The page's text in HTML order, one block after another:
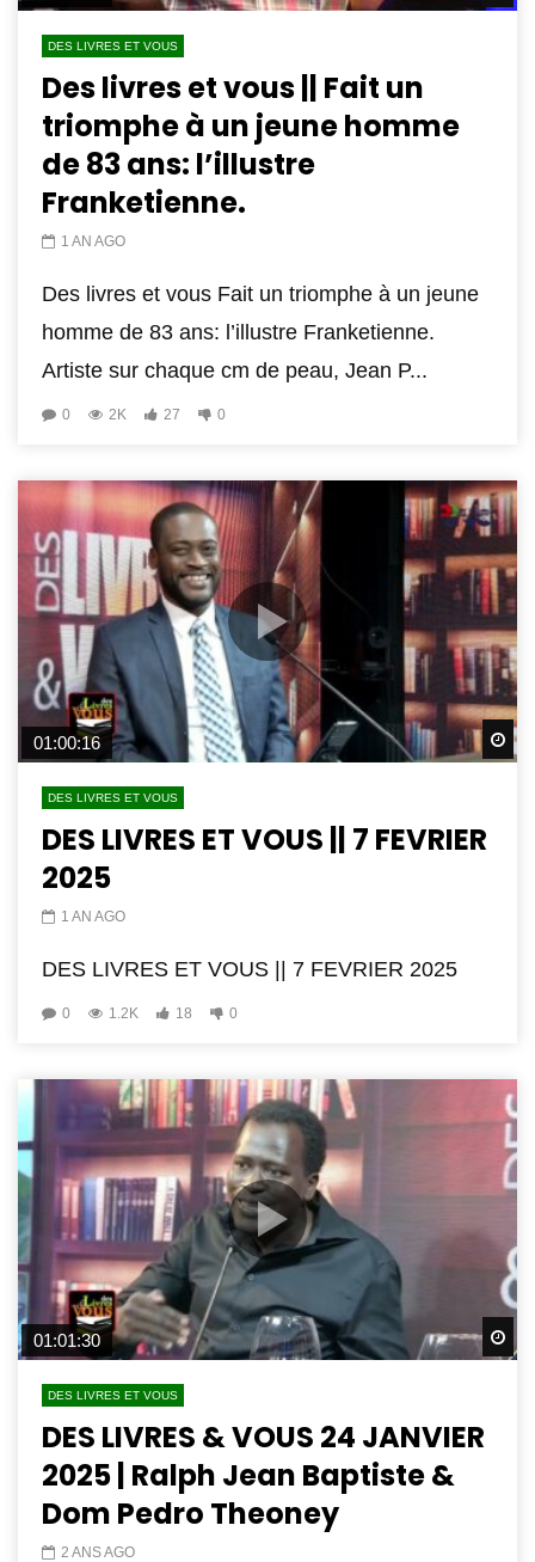
DES LIVRES ET VOUS
Des livres et vous || Fait un
triomphe à un jeune homme
de 83 ans: l’illustre
Franketienne.
1 AN AGO
Des livres et vous Fait un triomphe à un jeune
homme de 83 ans: l’illustre Franketienne.
Artiste sur chaque cm de peau, Jean P...
0 2K 27 0
01:00:16
DES LIVRES ET VOUS
DES LIVRES ET VOUS || 7 FEVRIER
2025
1 AN AGO
DES LIVRES ET VOUS || 7 FEVRIER 2025
0 1.2K 18 0
01:01:30
DES LIVRES ET VOUS
DES LIVRES & VOUS 24 JANVIER
2025 | Ralph Jean Baptiste &
Dom Pedro Theoney
2 ANS AGO